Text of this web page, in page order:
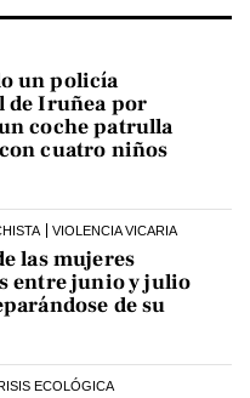
un policía
Iruñea por
coche patrulla
cuatro niños
VIOLENCIA VICARIA
las mujeres
entre junio y julio
de su
ECOLÓGICA